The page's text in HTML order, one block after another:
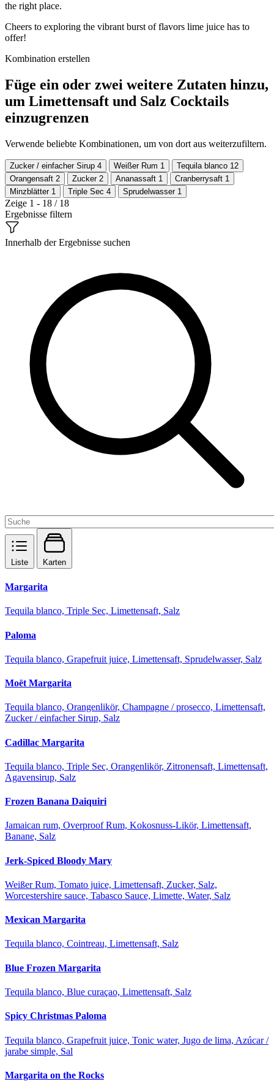
the right place.
Cheers to exploring the vibrant burst of flavors lime juice has to
offer!
Kombination erstellen
Füge ein oder zwei weitere Zutaten hinzu,
um Limettensaft und Salz Cocktails
einzugrenzen
Verwende beliebte Kombinationen, um von dort aus weiterzufiltern.
Zucker / einfacher Sirup 4 Weißer Rum 1 Tequila blanco 12
Orangensaft 2 Zucker 2 Ananassaft 1 Cranberrysaft 1
Minzblätter 1 Triple Sec 4 Sprudelwasser 1
Zeige 1 - 18 / 18
Ergebnisse filtern
Innerhalb der Ergebnisse suchen
Liste Karten
Margarita
Tequila blanco, Triple Sec, Limettensaft, Salz
Paloma
Tequila blanco, Grapefruit juice, Limettensaft, Sprudelwasser, Salz
Moët Margarita
Tequila blanco, Orangenlikör, Champagne / prosecco, Limettensaft,
Zucker / einfacher Sirup, Salz
Cadillac Margarita
Tequila blanco, Triple Sec, Orangenlikör, Zitronensaft, Limettensaft,
Agavensirup, Salz
Frozen Banana Daiquiri
Jamaican rum, Overproof Rum, Kokosnuss-Likör, Limettensaft,
Banane, Salz
Jerk-Spiced Bloody Mary
Weißer Rum, Tomato juice, Limettensaft, Zucker, Salz,
Worcestershire sauce, Tabasco Sauce, Limette, Water, Salz
Mexican Margarita
Tequila blanco, Cointreau, Limettensaft, Salz
Blue Frozen Margarita
Tequila blanco, Blue curaçao, Limettensaft, Salz
Spicy Christmas Paloma
Tequila blanco, Grapefruit juice, Tonic water, Jugo de lima, Azúcar /
jarabe simple, Sal
Margarita on the Rocks